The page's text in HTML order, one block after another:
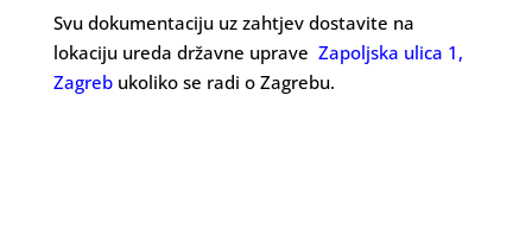
Svu dokumentaciju uz zahtjev dostavite na
lokaciju ureda državne uprave Zapoljska ulica 1,
Zagreb ukoliko se radi o Zagrebu.